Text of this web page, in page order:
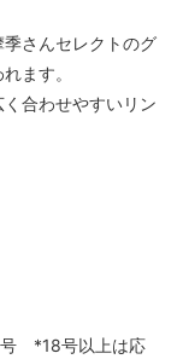
さんセレクトのグ
ます。
合わせやすいリン
*18号以上は応